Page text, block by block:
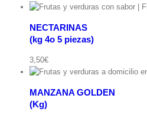
NECTARINAS
(kg 4o 5 piezas)
3,50€
MANZANA GOLDEN
(Kg)
Ver
carrito